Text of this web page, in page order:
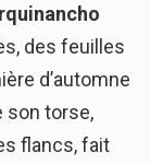
des feuilles
d’automne
son torse,
flancs, fait